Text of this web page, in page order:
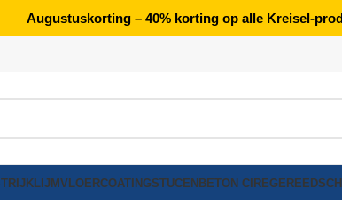
Augustuskorting – 40% korting op alle Kreisel-
LIJMVLOERCOATINGSTUCENBETON CIRE